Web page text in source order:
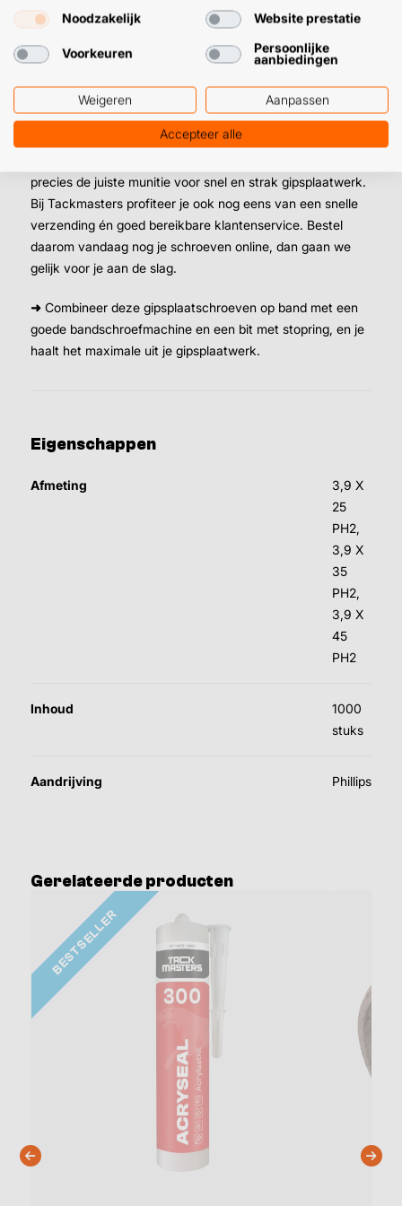
Geen voorboren of pluggen nodig
Afmetingen: 3,9 mm x 25 / 35 / 45 mm
Gipsplaatschroeven op band online
precies de juiste munitie voor snel en strak gipsplaatwerk.
Bij Tackmasters profiteer je ook nog eens van een snelle
verzending én goed bereikbare klantenservice. Bestel
daarom vandaag nog je schroeven online, dan gaan we
gelijk voor je aan de slag.
➜ Combineer deze gipsplaatschroeven op band met een
goede bandschroefmachine en een bit met stopring, en je
haalt het maximale uit je gipsplaatwerk.
Eigenschappen
Afmeting
3,9 X
25
PH2,
3,9 X
35
PH2,
3,9 X
45
PH2
Inhoud
1000
stuks
Aandrijving Phillips
Gerelateerde producten
BESTSELLER
Noodzakelijk Website prestatie
Voorkeuren
Persoonlijke
aanbiedingen
Weigeren Aanpassen
Accepteer alle